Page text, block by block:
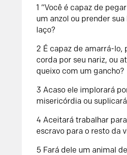
1 “Você é capaz de
um anzol ou prender
laço?
2 É capaz de amarrá-lo,
corda por seu nariz, ou
queixo com um gancho?
3 Acaso ele implorará
misericórdia ou
4 Aceitará trabalhar
escravo para o resto da
5 Fará dele um animal